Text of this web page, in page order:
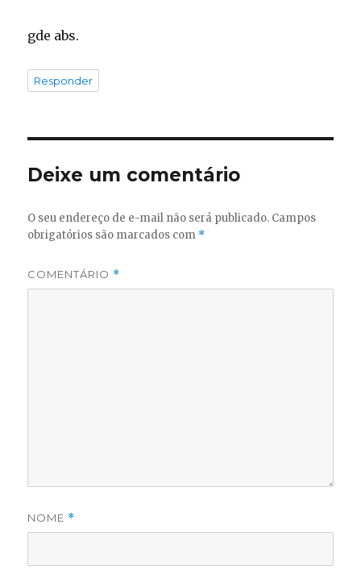
gde abs.
Responder
Deixe um comentário
O seu endereço de e-mail não será publicado. Campos
obrigatórios são marcados com *
COMENTÁRIO *
NOME *